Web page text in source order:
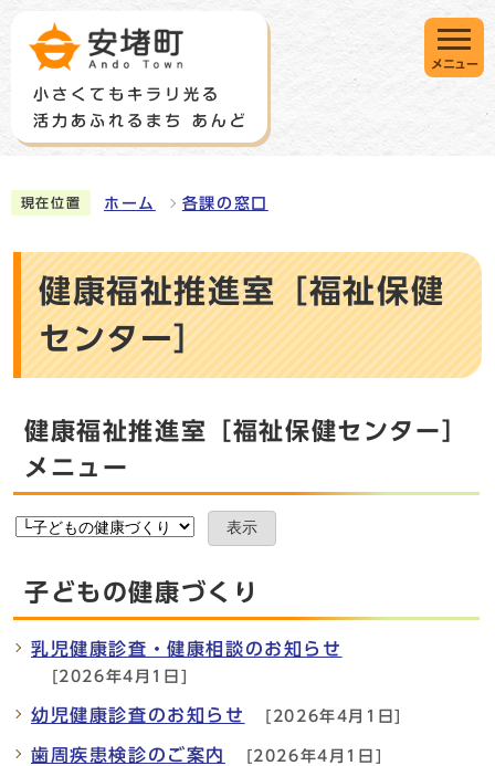
メニュー
現在位置 ホーム 各課の窓口
健康福祉推進室［福祉保健
センター］
健康福祉推進室［福祉保健センター］
メニュー
表示
子どもの健康づくり
乳児健康診査・健康相談のお知らせ
[2026年4月1日]
幼児健康診査のお知らせ [2026年4月1日]
歯周疾患検診のご案内 [2026年4月1日]